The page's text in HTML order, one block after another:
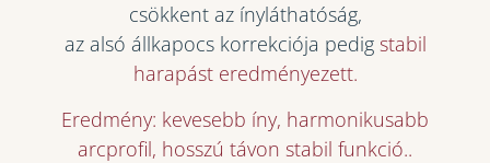
csökkent az ínyláthatóság,
az alsó állkapocs korrekciója pedig stabil
harapást eredményezett.
Eredmény: kevesebb íny, harmonikusabb
arcprofil, hosszú távon stabil funkció..